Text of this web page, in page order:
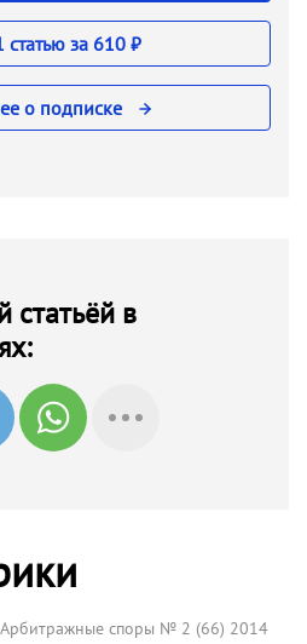
статью за 610 ₽
о подписке
статьёй в
Арбитражные споры № 2 (66) 2014